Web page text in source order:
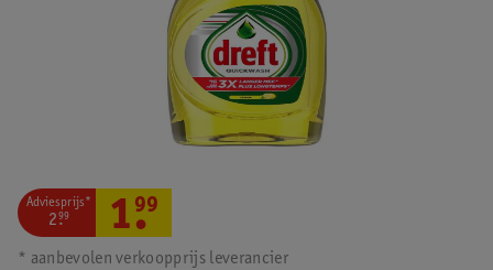
Adviesprijs*
2.
99 1.
99
* aanbevolen verkoopprijs leverancier